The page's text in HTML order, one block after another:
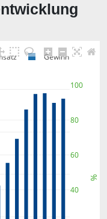
40
60
80
100
Gewinn
%